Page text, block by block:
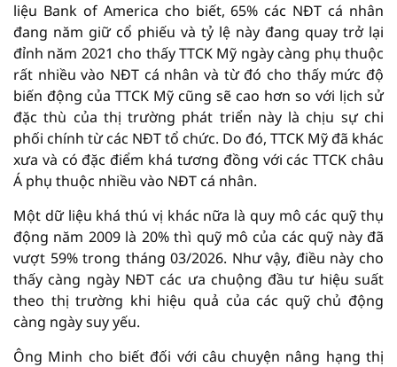
liệu Bank of America cho biết, 65% các NĐT cá nhân
đang năm giữ cổ phiếu và tỷ lệ này đang quay trở lại
đỉnh năm 2021 cho thấy TTCK Mỹ ngày càng phụ thuộc
rất nhiều vào NĐT cá nhân và từ đó cho thấy mức độ
biến động của TTCK Mỹ cũng sẽ cao hơn so với lịch sử
đặc thù của thị trường phát triển này là chịu sự chi
phối chính từ các NĐT tổ chức. Do đó, TTCK Mỹ đã khác
xưa và có đặc điểm khá tương đồng với các TTCK châu
Á phụ thuộc nhiều vào NĐT cá nhân.
Một dữ liệu khá thú vị khác nữa là quy mô các quỹ thụ
động năm 2009 là 20% thì quỹ mô của các quỹ này đã
vượt 59% trong tháng 03/2026. Như vậy, điều này cho
thấy càng ngày NĐT các ưa chuộng đầu tư hiệu suất
theo thị trường khi hiệu quả của các quỹ chủ động
càng ngày suy yếu.
Ông Minh cho biết đối với câu chuyện nâng hạng thị